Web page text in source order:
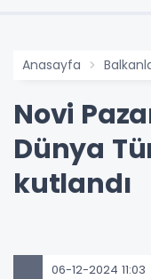
Anasayfa
Novi
Dünya
kutlandı
06-12-2024 11:03